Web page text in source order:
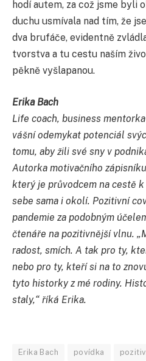
hodí autem, za což jsme byli
duchu usmívala nad tím, že
dva brufáče, evidentně
tvorstva a tu cestu naším
pěkně vyšlapanou.
Erika Bach
Life coach, business
vášní odemykat potenciál
tomu, aby žili své sny v
Autorka motivačního
který je průvodcem na cestě
sebe sama i okolí. Pozitivní
pandemie za podobným
čtenáře na pozitivnější vlnu.
radost, smích. A tak pro ty,
nebo pro ty, kteří si na to
tyto historky z mé rodiny.
staly,“ říká Erika.
Erika Bach povídka